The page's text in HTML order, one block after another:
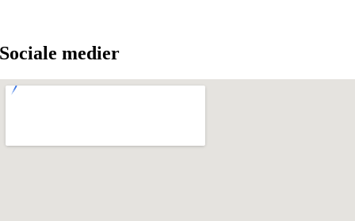
Sociale medier